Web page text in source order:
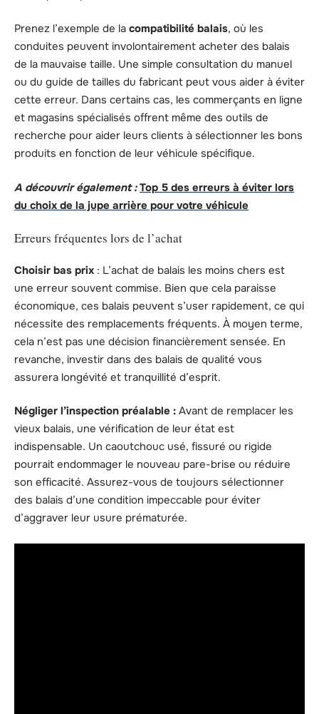
Prenez l’exemple de la compatibilité balais, où les
conduites peuvent involontairement acheter des balais
de la mauvaise taille. Une simple consultation du manuel
ou du guide de tailles du fabricant peut vous aider à éviter
cette erreur. Dans certains cas, les commerçants en ligne
et magasins spécialisés offrent même des outils de
recherche pour aider leurs clients à sélectionner les bons
produits en fonction de leur véhicule spécifique.
A découvrir également : Top 5 des erreurs à éviter lors
du choix de la jupe arrière pour votre véhicule
Erreurs fréquentes lors de l’achat
Choisir bas prix : L’achat de balais les moins chers est
une erreur souvent commise. Bien que cela paraisse
économique, ces balais peuvent s’user rapidement, ce qui
nécessite des remplacements fréquents. À moyen terme,
cela n’est pas une décision financièrement sensée. En
revanche, investir dans des balais de qualité vous
assurera longévité et tranquillité d’esprit.
Négliger l’inspection préalable : Avant de remplacer les
vieux balais, une vérification de leur état est
indispensable. Un caoutchouc usé, fissuré ou rigide
pourrait endommager le nouveau pare-brise ou réduire
son efficacité. Assurez-vous de toujours sélectionner
des balais d’une condition impeccable pour éviter
d’aggraver leur usure prématurée.